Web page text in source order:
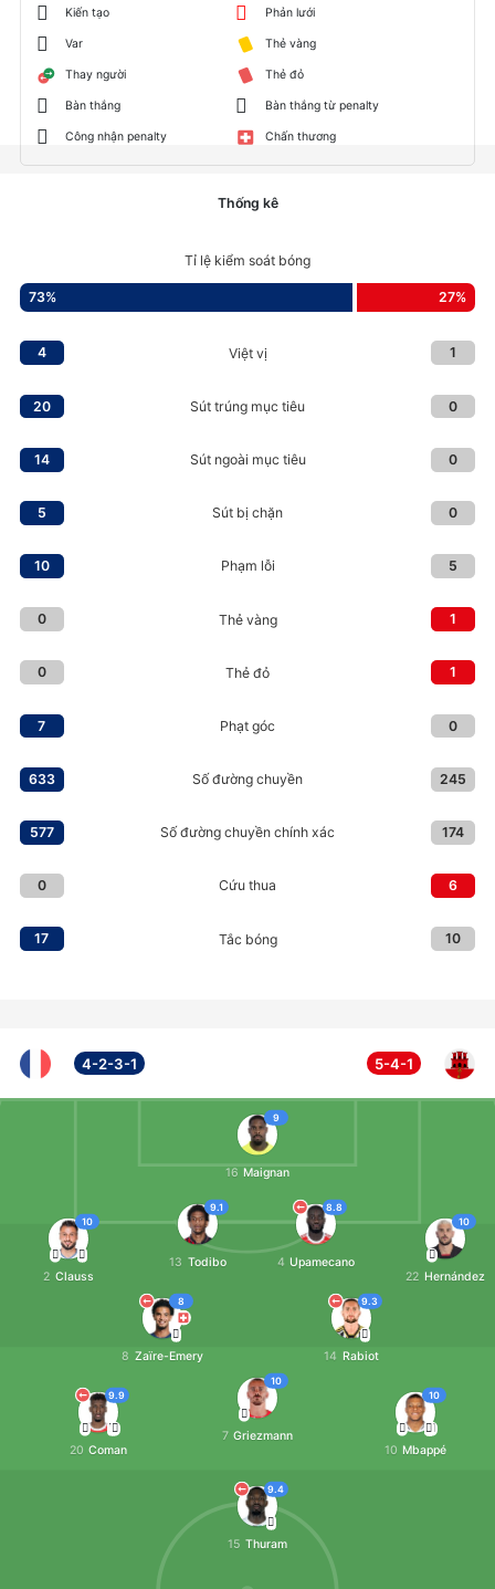
Kiến tạo Phản lưới
Var Thẻ vàng
Thay người Thẻ đỏ
Bàn thắng Bàn thắng từ penalty
Công nhận penalty Chấn thương
Thống kê
Tỉ lệ kiểm soát bóng
73% 27%
4 Việt vị 1
20 Sút trúng mục tiêu 0
14 Sút ngoài mục tiêu 0
5 Sút bị chặn 0
10 Phạm lỗi 5
0 Thẻ vàng 1
0 Thẻ đỏ 1
7 Phạt góc 0
633 Số đường chuyền 245
577 Số đường chuyền chính xác 174
0 Cứu thua 6
17 Tắc bóng 10
4-2-3-1 5-4-1
9
16 Maignan
8.8
4 Upamecano
9.1
13 Todibo
10
22 Hernández
10
2 Clauss
9.3
14 Rabiot
8
8 Zaïre-Emery
10
7 Griezmann
10
10 Mbappé
9.9
20 Coman
9.4
15 Thuram